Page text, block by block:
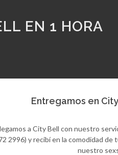
EN 1 HORA
Entregamos en
a City Bell con nuestro
2996) y recibí en la comodidad
nuestro